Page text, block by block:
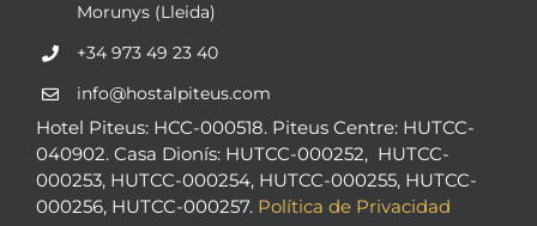
Morunys (Lleida)
+34 973 49 23 40
info@hostalpiteus.com
Hotel Piteus: HCC-000518. Piteus Centre: HUTCC-
040902. Casa Dionís: HUTCC-000252, HUTCC-
000253, HUTCC-000254, HUTCC-000255, HUTCC-
000256, HUTCC-000257. Política de Privacidad